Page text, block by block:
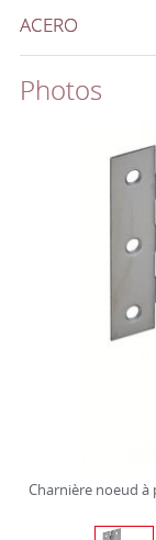
ACERO
Photos
Charnière noeud à